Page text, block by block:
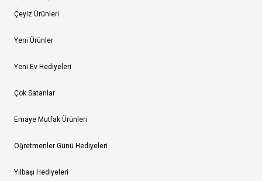
Çeyiz Ürünleri
Yeni Ürünler
Yeni Ev Hediyeleri
Çok Satanlar
Emaye Mutfak Ürünleri
Öğretmenler Günü Hediyeleri
Yılbaşı Hediyeleri